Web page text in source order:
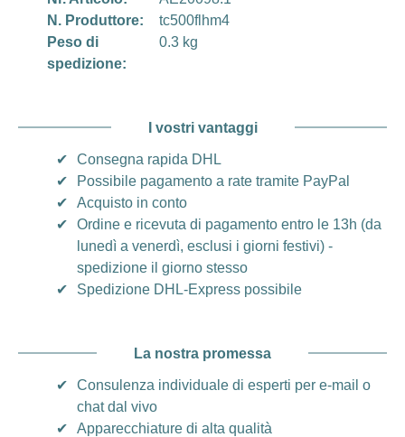
N. Produttore:
tc500flhm4
Peso di
spedizione:
0.3 kg
I vostri vantaggi
✔
Consegna rapida DHL
✔
Possibile pagamento a rate tramite PayPal
✔
Acquisto in conto
✔
Ordine e ricevuta di pagamento entro le 13h (da
lunedì a venerdì, esclusi i giorni festivi) -
spedizione il giorno stesso
✔
Spedizione DHL-Express possibile
La nostra promessa
✔
Consulenza individuale di esperti per e-mail o
chat dal vivo
✔
Apparecchiature di alta qualità